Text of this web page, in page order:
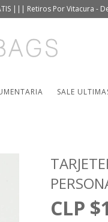
||| Retiros Por Vitacura -
SALE